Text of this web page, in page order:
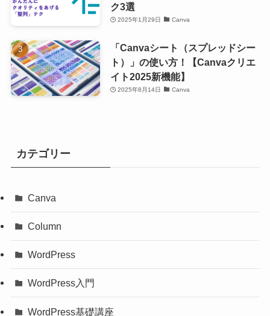
ク3選
2025年1月29日 Canva
「Canvaシート（スプレッドシー
ト）」の使い方！【Canvaクリエ
イト2025新機能】
2025年8月14日 Canva
カテゴリー
Canva
Column
WordPress
WordPress入門
WordPress基礎講座